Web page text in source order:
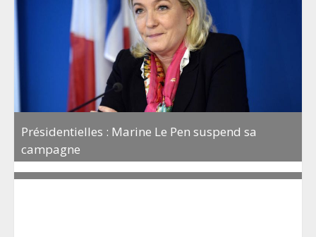
Présidentielles : Marine Le Pen suspend sa
campagne